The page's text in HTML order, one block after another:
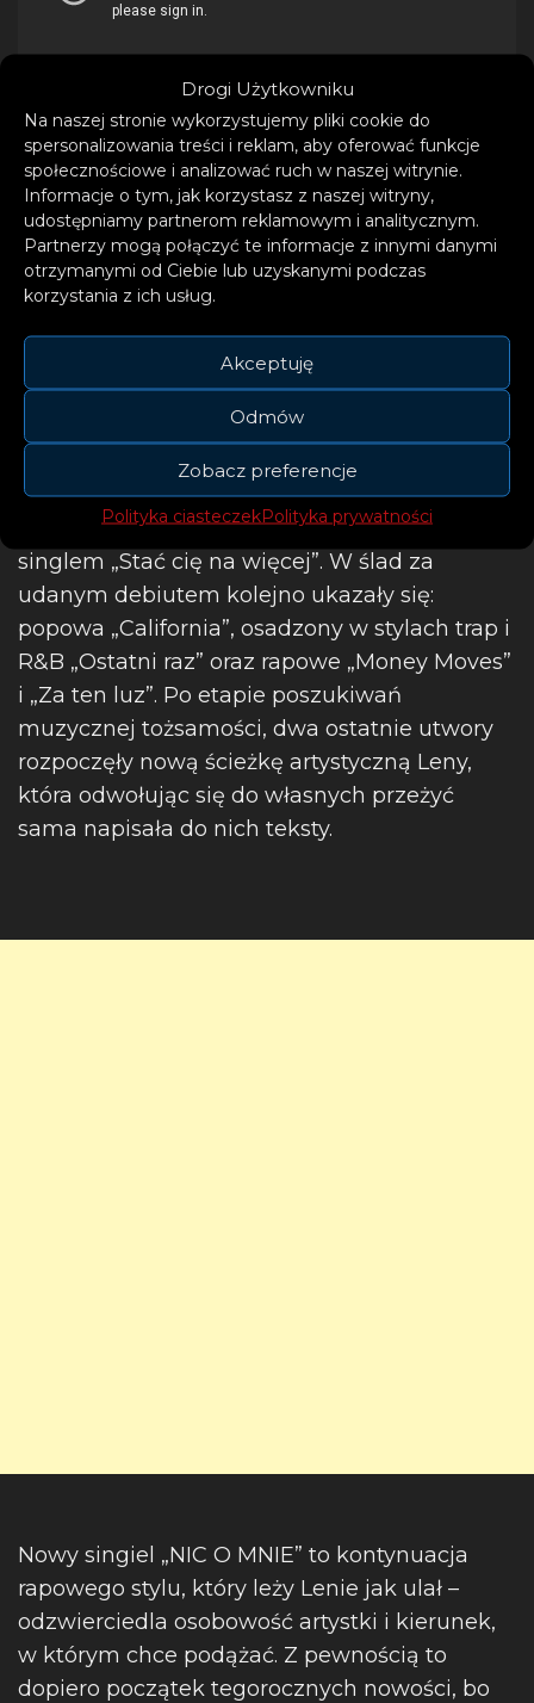
Drogi Użytkowniku
Na naszej stronie wykorzystujemy pliki cookie do
spersonalizowania treści i reklam, aby oferować funkcje
społecznościowe i analizować ruch w naszej witrynie.
Informacje o tym, jak korzystasz z naszej witryny,
udostępniamy partnerom reklamowym i analitycznym.
Partnerzy mogą połączyć te informacje z innymi danymi
otrzymanymi od Ciebie lub uzyskanymi podczas
korzystania z ich usług.
Akceptuję
Odmów
Zobacz preferencje
Polityka ciasteczekPolityka prywatności
Lena Moonlight, tak na prawdę Lena
Kociszewska – wokalistka, autorka tekstów,
osobowość internetowa (łącznie 4 mln
obserwujących). Muzycznie zadebiutowała w
lipcu 2022 roku, wakacyjnym, popowym
singlem „Stać cię na więcej”. W ślad za
udanym debiutem kolejno ukazały się:
popowa „California”, osadzony w stylach trap i
R&B „Ostatni raz” oraz rapowe „Money Moves”
i „Za ten luz”. Po etapie poszukiwań
muzycznej tożsamości, dwa ostatnie utwory
rozpoczęły nową ścieżkę artystyczną Leny,
która odwołując się do własnych przeżyć
sama napisała do nich teksty.
Nowy singiel „NIC O MNIE” to kontynuacja
rapowego stylu, który leży Lenie jak ulał –
odzwierciedla osobowość artystki i kierunek,
w którym chce podążać. Z pewnością to
dopiero początek tegorocznych nowości, bo